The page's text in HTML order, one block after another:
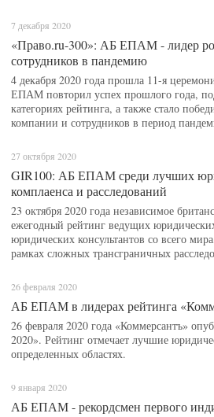
7 декабря 2020
«Право.ru-300»: АБ ЕПАМ - лидер
сотрудников в пандемию
4 декабря 2020 года прошла 11-я
ЕПАМ повторил успех прошлого года,
категориях рейтинга, а также стало
компании и сотрудников в период
27 октября 2020
GIR100: АБ ЕПАМ среди лучших
комплаенса и расследований
23 октября 2020 года независимое
ежегодный рейтинг ведущих
юридических консультантов со всего
рамках сложных трансграничных
26 февраля 2020
АБ ЕПАМ в лидерах рейтинга
26 февраля 2020 года «Коммерсантъ»
2020». Рейтинг отмечает лучшие
определенных областях.
9 января 2020
АБ ЕПАМ - рекордсмен первого